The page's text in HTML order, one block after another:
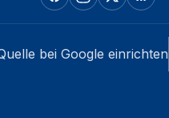
bei Google einrichten